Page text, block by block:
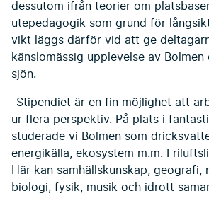
dessutom ifrån teorier om
utepedagogik som grund för
vikt läggs därför vid att ge
känslomässig upplevelse av
sjön.
-Stipendiet är en fin möjlighet att
ur flera perspektiv. På plats i
studerade vi Bolmen som
energikälla, ekosystem m.m.
Här kan samhällskunskap, geografi,
biologi, fysik, musik och idrott